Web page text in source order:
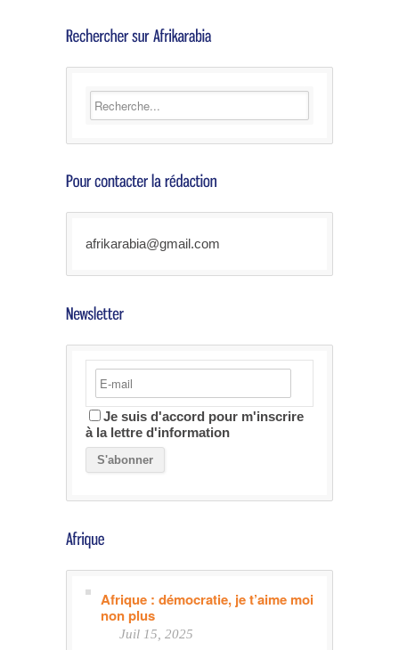
afrikarabia@gmail.com
Je suis d'accord pour m'inscrire
à la lettre d'information
Afrique : démocratie, je t’aime moi
non plus
Juil 15, 2025